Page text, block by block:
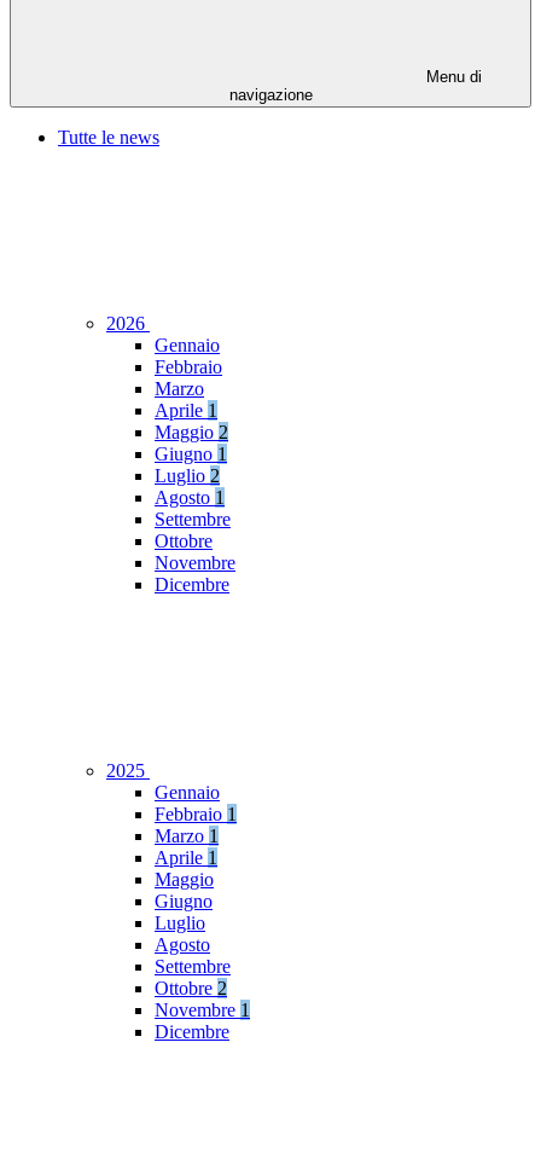
Menu di
navigazione
Tutte le news
2026
Gennaio
Febbraio
Marzo
Aprile 1
Maggio 2
Giugno 1
Luglio 2
Agosto 1
Settembre
Ottobre
Novembre
Dicembre
2025
Gennaio
Febbraio 1
Marzo 1
Aprile 1
Maggio
Giugno
Luglio
Agosto
Settembre
Ottobre 2
Novembre 1
Dicembre